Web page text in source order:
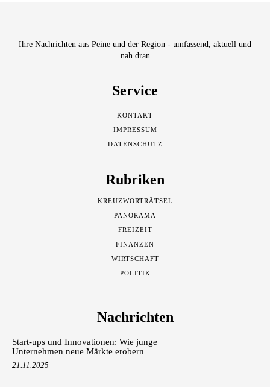
Ihre Nachrichten aus Peine und der Region - umfassend, aktuell und
nah dran
Service
KONTAKT
IMPRESSUM
DATENSCHUTZ
Rubriken
KREUZWORTRÄTSEL
PANORAMA
FREIZEIT
FINANZEN
WIRTSCHAFT
POLITIK
Nachrichten
Start-ups und Innovationen: Wie junge
Unternehmen neue Märkte erobern
21.11.2025